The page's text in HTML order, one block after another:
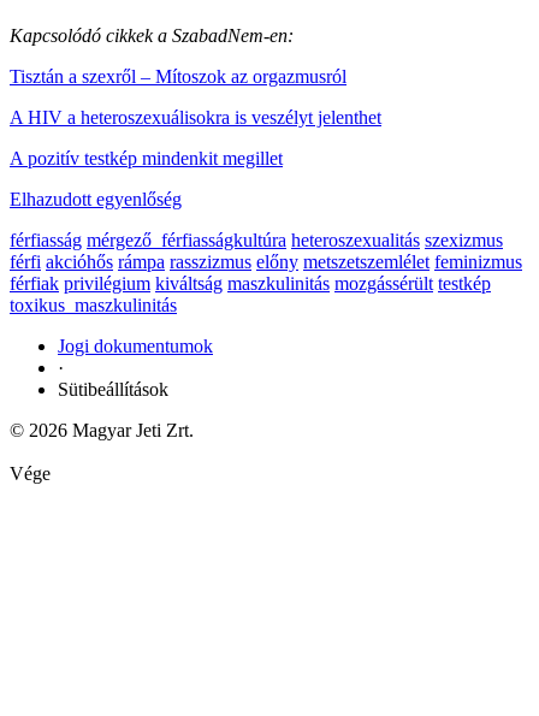
Kapcsolódó cikkek a SzabadNem-en:
Tisztán a szexről – Mítoszok az orgazmusról
A HIV a heteroszexuálisokra is veszélyt jelenthet
A pozitív testkép mindenkit megillet
Elhazudott egyenlőség
férfiasság mérgező_férfiasságkultúra heteroszexualitás szexizmus
férfi akcióhős rámpa rasszizmus előny metszetszemlélet feminizmus
férfiak privilégium kiváltság maszkulinitás mozgássérült testkép
toxikus_maszkulinitás
Jogi dokumentumok
·
Sütibeállítások
© 2026 Magyar Jeti Zrt.
Vége